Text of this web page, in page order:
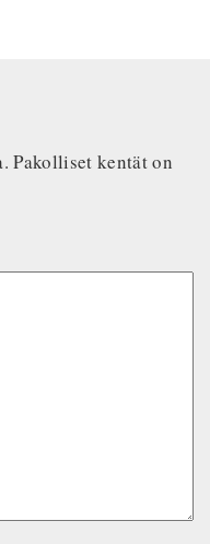
Pakolliset kentät on